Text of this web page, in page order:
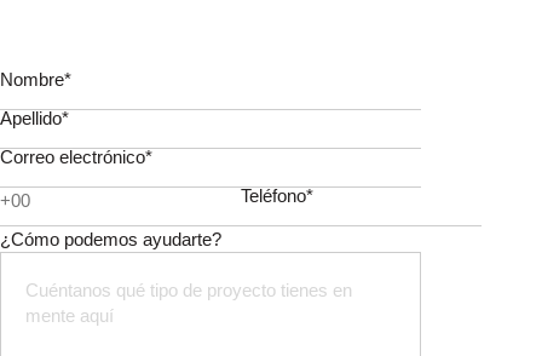
Nombre*
Apellido*
Correo electrónico*
Teléfono*
¿Cómo podemos ayudarte?